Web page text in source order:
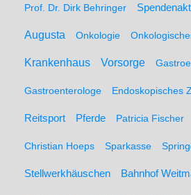
Prof. Dr. Dirk Behringer
Augusta Onkologie
Krankenhaus Vorsorge
Gastroenterologe Endoskopisches
Reitsport Pferde Patricia Fischer
Christian Hoeps Sparkasse
Stellwerkhäuschen Bahnhof